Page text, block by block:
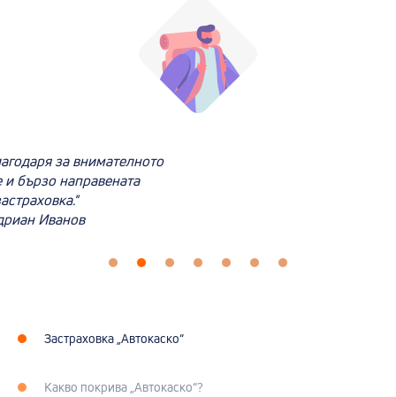
за внимателното
бързо направената
Иванов
Застраховка „Автокаско“
Какво покрива „Автокаско“?